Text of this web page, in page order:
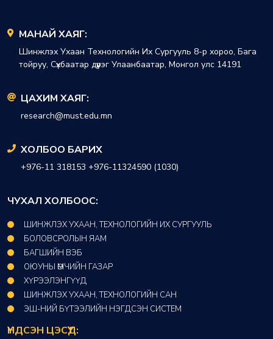
МАНАЙ ХАЯГ:
Шинжлэх Ухаан Технологийн Их Сургууль 8-р хороо, Бага
тойруу, Сүхбаатар дүүрэг Улаанбаатар, Монгол улс 14191
ЦАХИМ ХАЯГ:
research@must.edu.mn
ХОЛБОО БАРИХ
+976-11 318153 +976-11324590 (1030)
ЧУХАЛ ХОЛБООС:
ШИНЖЛЭХ УХААН, ТЕХНОЛОГИЙН ИХ СУРГУУЛЬ
БОЛОВСРОЛЫН ЯАМ
БАГШИЙН ВЭБ
ОЮУНЫ ӨМЧИЙН ГАЗАР​
ХҮРЭЭЛЭНГҮҮД​
ШИНЖЛЭХ УХААН, ТЕХНОЛОГИЙН САН​
ЭШ-НИЙ БҮТЭЭЛИЙН НЭГДСЭН СИСТЕМ
ҮНДСЭН ЦЭСҮҮД: